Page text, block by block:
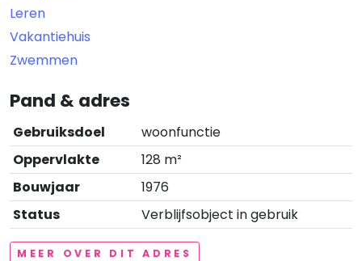
Leren
Vakantiehuis
Zwemmen
Pand & adres
Gebruiksdoel
woonfunctie
Oppervlakte
128 m²
Bouwjaar
1976
Status
Verblijfsobject in gebruik
MEER OVER DIT ADRES